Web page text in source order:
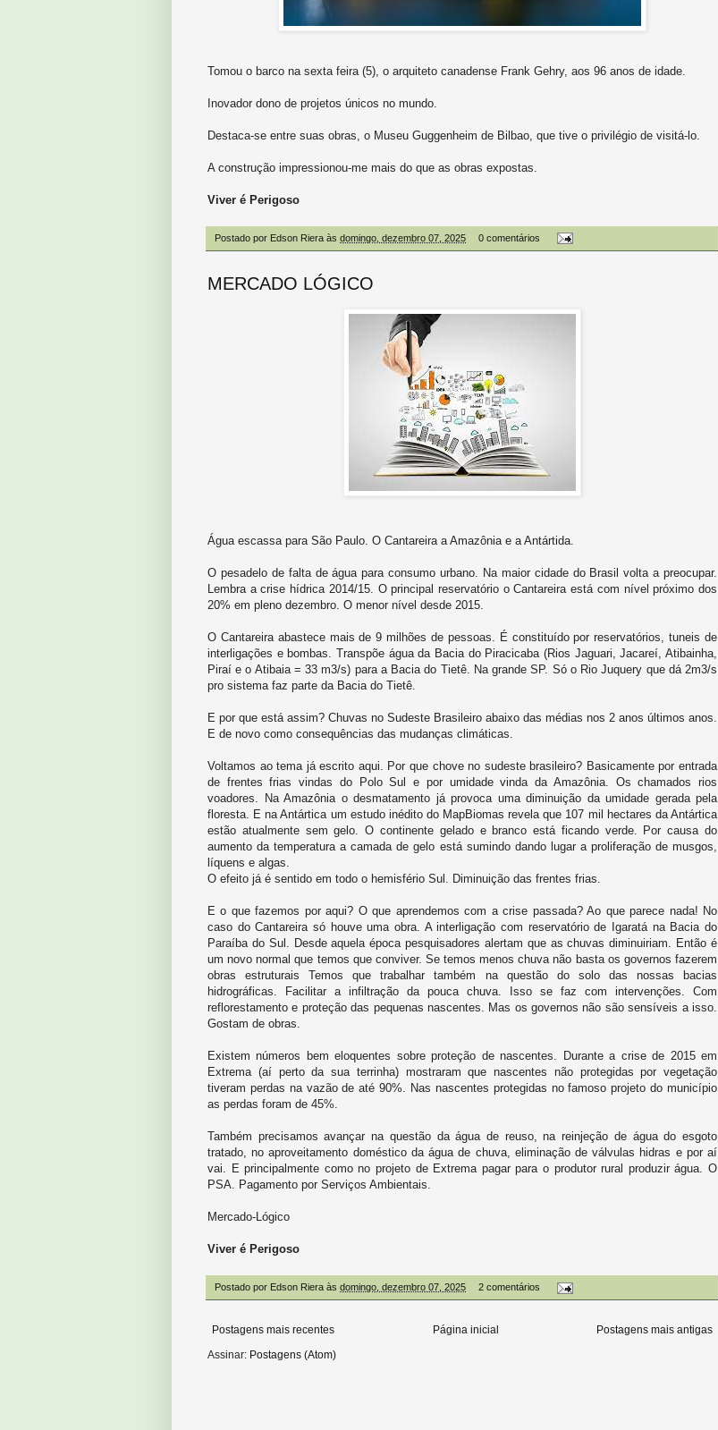
Tomou o barco na sexta feira (5), o arquiteto canadense Frank Gehry, aos 96 anos de idade.
Inovador dono de projetos únicos no mundo.
Destaca-se entre suas obras, o Museu Guggenheim de Bilbao, que tive o privilégio de visitá-lo.
A construção impressionou-me mais do que as obras expostas.
Viver é Perigoso
Postado por Edson Riera às domingo, dezembro 07, 2025 0 comentários
MERCADO LÓGICO
Água escassa para São Paulo. O Cantareira a Amazônia e a Antártida.
O pesadelo de falta de água para consumo urbano. Na maior cidade do Brasil volta a preocupar.
Lembra a crise hídrica 2014/15. O principal reservatório o Cantareira está com nível próximo dos
20% em pleno dezembro. O menor nível desde 2015.
O Cantareira abastece mais de 9 milhões de pessoas. É constituído por reservatórios, tuneis de
interligações e bombas. Transpõe água da Bacia do Piracicaba (Rios Jaguari, Jacareí, Atibainha,
Piraí e o Atibaia = 33 m3/s) para a Bacia do Tietê. Na grande SP. Só o Rio Juquery que dá 2m3/s
pro sistema faz parte da Bacia do Tietê.
E por que está assim? Chuvas no Sudeste Brasileiro abaixo das médias nos 2 anos últimos anos.
E de novo como consequências das mudanças climáticas.
Voltamos ao tema já escrito aqui. Por que chove no sudeste brasileiro? Basicamente por entrada
de frentes frias vindas do Polo Sul e por umidade vinda da Amazônia. Os chamados rios
voadores. Na Amazônia o desmatamento já provoca uma diminuição da umidade gerada pela
floresta. E na Antártica um estudo inédito do MapBiomas revela que 107 mil hectares da Antártica
estão atualmente sem gelo. O continente gelado e branco está ficando verde. Por causa do
aumento da temperatura a camada de gelo está sumindo dando lugar a proliferação de musgos,
líquens e algas.
O efeito já é sentido em todo o hemisfério Sul. Diminuição das frentes frias.
E o que fazemos por aqui? O que aprendemos com a crise passada? Ao que parece nada! No
caso do Cantareira só houve uma obra. A interligação com reservatório de Igaratá na Bacia do
Paraíba do Sul. Desde aquela época pesquisadores alertam que as chuvas diminuiriam. Então é
um novo normal que temos que conviver. Se temos menos chuva não basta os governos fazerem
obras estruturais Temos que trabalhar também na questão do solo das nossas bacias
hidrográficas. Facilitar a infiltração da pouca chuva. Isso se faz com intervenções. Com
reflorestamento e proteção das pequenas nascentes. Mas os governos não são sensíveis a isso.
Gostam de obras.
Existem números bem eloquentes sobre proteção de nascentes. Durante a crise de 2015 em
Extrema (aí perto da sua terrinha) mostraram que nascentes não protegidas por vegetação
tiveram perdas na vazão de até 90%. Nas nascentes protegidas no famoso projeto do município
as perdas foram de 45%.
Também precisamos avançar na questão da água de reuso, na reinjeção de água do esgoto
tratado, no aproveitamento doméstico da água de chuva, eliminação de válvulas hidras e por aí
vai. E principalmente como no projeto de Extrema pagar para o produtor rural produzir água. O
PSA. Pagamento por Serviços Ambientais.
Mercado-Lógico
Viver é Perigoso
Postado por Edson Riera às domingo, dezembro 07, 2025 2 comentários
Postagens mais recentes Postagens mais antigas
Página inicial
Assinar: Postagens (Atom)